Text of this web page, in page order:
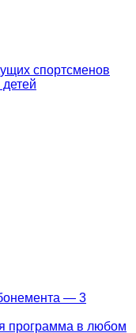
спортсменов
— 3
программа в любом